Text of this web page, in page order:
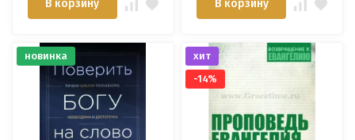
В корзину В корзину
новинка
хит
-14%